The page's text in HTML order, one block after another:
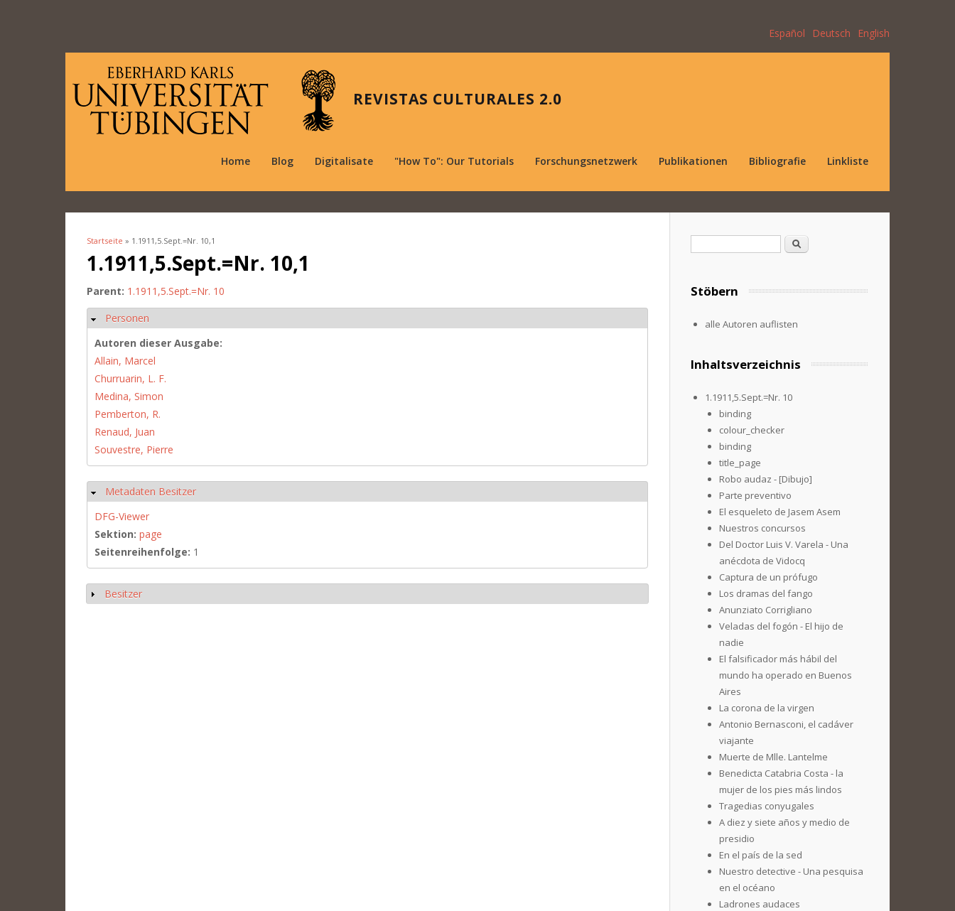
Español Deutsch English
REVISTAS CULTURALES 2.0
Home Blog Digitalisate "How To": Our Tutorials Forschungsnetzwerk Publikationen Bibliografie Linkliste
Sie sind hier
Startseite » 1.1911,5.Sept.=Nr. 10,1
1.1911,5.Sept.=Nr. 10,1
Parent: 1.1911,5.Sept.=Nr. 10
Ausblenden
Personen
Autoren dieser Ausgabe:
Allain, Marcel
Churruarin, L. F.
Medina, Simon
Pemberton, R.
Renaud, Juan
Souvestre, Pierre
Ausblenden
Metadaten Besitzer
DFG-Viewer
Sektion: page
Seitenreihenfolge: 1
Anzeigen
Besitzer
Suche
Stöbern
alle Autoren auflisten
Inhaltsverzeichnis
1.1911,5.Sept.=Nr. 10
binding
colour_checker
binding
title_page
Robo audaz - [Dibujo]
Parte preventivo
El esqueleto de Jasem Asem
Nuestros concursos
Del Doctor Luis V. Varela - Una
anécdota de Vidocq
Captura de un prófugo
Los dramas del fango
Anunziato Corrigliano
Veladas del fogón - El hijo de
nadie
El falsificador más hábil del
mundo ha operado en Buenos
Aires
La corona de la virgen
Antonio Bernasconi, el cadáver
viajante
Muerte de Mlle. Lantelme
Benedicta Catabria Costa - la
mujer de los pies más lindos
Tragedias conyugales
A diez y siete años y medio de
presidio
En el país de la sed
Nuestro detective - Una pesquisa
en el océano
Ladrones audaces